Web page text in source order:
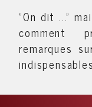
"On dit ..."
comment
remarques